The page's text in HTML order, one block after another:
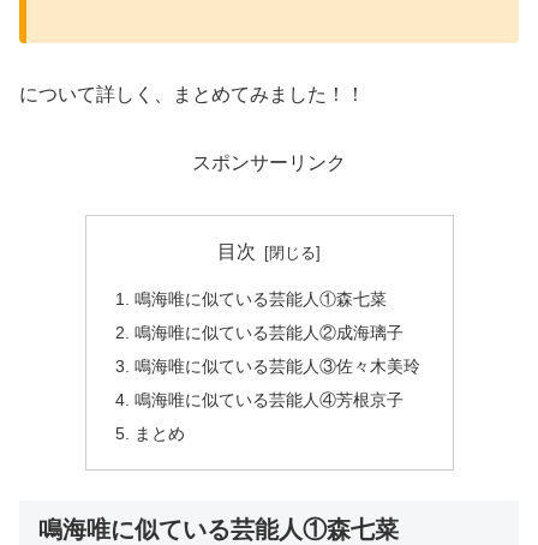
について詳しく、まとめてみました！！
スポンサーリンク
目次
鳴海唯に似ている芸能人①森七菜
鳴海唯に似ている芸能人②成海璃子
鳴海唯に似ている芸能人③佐々木美玲
鳴海唯に似ている芸能人④芳根京子
まとめ
鳴海唯に似ている芸能人①森七菜